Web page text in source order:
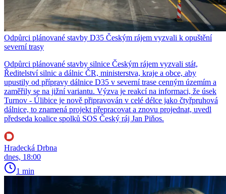
Odpůrci plánované stavby D35 Českým rájem vyzvali k opuštění
severní trasy
Odpůrci plánované stavby silnice Českým rájem vyzvali stát,
Ředitelství silnic a dálnic ČR, ministerstva, kraje a obce, aby
upustily od přípravy dálnice D35 v severní trase cenným územím a
zaměřily se na jižní variantu. Výzva je reakcí na informaci, že úsek
Turnov - Úlibice je nově připravován v celé délce jako čtyřpruhová
dálnice, to znamená projekt přepracovat a znovu projednat, uvedl
předseda koalice spolků SOS Český ráj Jan Piňos.
Hradecká Drbna
dnes, 18:00
1 min